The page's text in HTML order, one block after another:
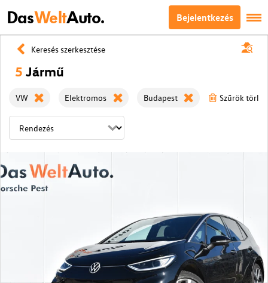
DasWeltAuto. Bejelentkezés
Keresés szerkesztése
5 Jármű
VW Elektromos Budapest Szűrök